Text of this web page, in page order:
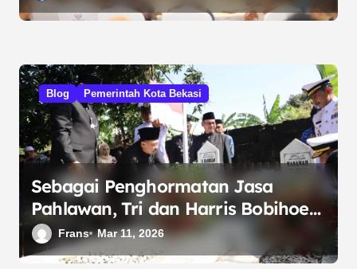
Blog Pemerintah Kota Bekasi
Sebagai Penghormatan Jasa
Pahlawan, Tri dan Harris Bobihoe
Sematkan Helm di Makam Matnuin
Hasibuan.
Frans Mar 11, 2026